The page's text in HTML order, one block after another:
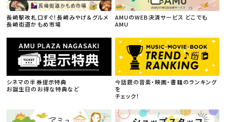
長崎駅改札口すぐ！長崎みやげ＆グルメ
長崎街道かもめ市場
AMUのWEB決済サービス どこでも
AMU
シネマの半券提示特典
お誕生日のお得な特典など
今話題の音楽・映画・書籍のランキング
を
チェック！